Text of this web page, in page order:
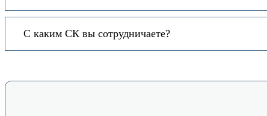
С каким СК вы сотрудничаете?